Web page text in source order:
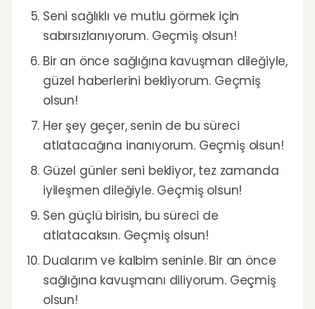
Seni sağlıklı ve mutlu görmek için
sabırsızlanıyorum. Geçmiş olsun!
Bir an önce sağlığına kavuşman dileğiyle,
güzel haberlerini bekliyorum. Geçmiş
olsun!
Her şey geçer, senin de bu süreci
atlatacağına inanıyorum. Geçmiş olsun!
Güzel günler seni bekliyor, tez zamanda
iyileşmen dileğiyle. Geçmiş olsun!
Sen güçlü birisin, bu süreci de
atlatacaksın. Geçmiş olsun!
Dualarım ve kalbim seninle. Bir an önce
sağlığına kavuşmanı diliyorum. Geçmiş
olsun!